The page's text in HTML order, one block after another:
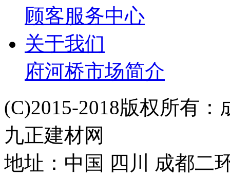
顾客服务中心
关于我们
府河桥市场简介
(C)2015-2018版权所有
九正建材网
地址：中国 四川 成都二